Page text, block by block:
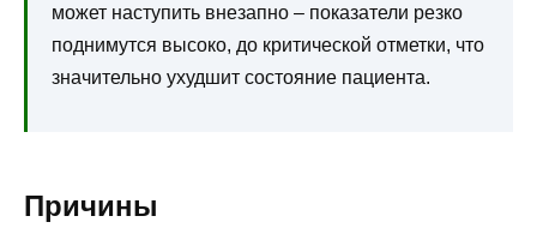
может наступить внезапно – показатели резко
поднимутся высоко, до критической отметки, что
значительно ухудшит состояние пациента.
Причины